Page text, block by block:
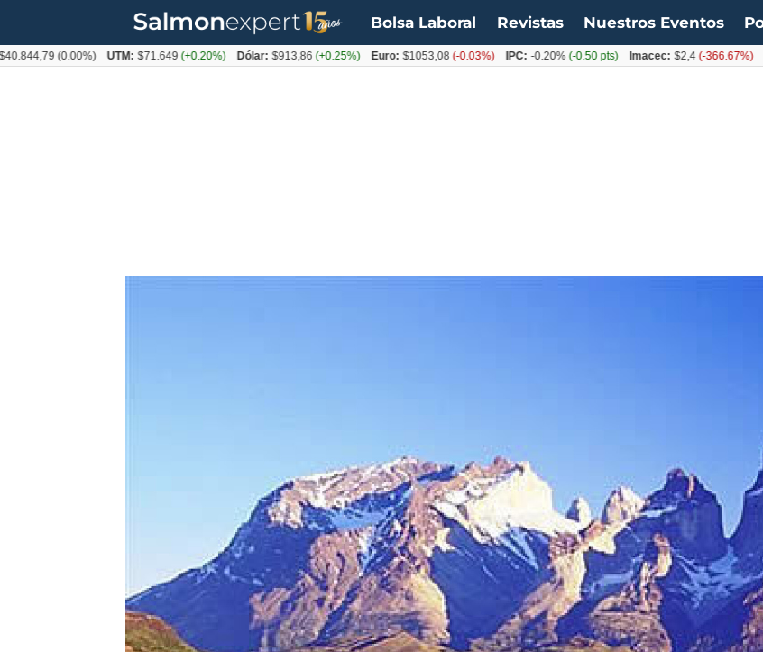
Bolsa Laboral Revistas Nuestros Eventos
(0.00%) UTM: $71.649(+0.20%) Dólar: $913,86(+0.25%) Euro: $1053,08(-0.03%) IPC: -0.20%(-0.50 pts) Imacec: $2,4(-366.67%) TPM: